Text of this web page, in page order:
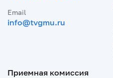
Email
info@tvgmu.ru
Приемная комиссия